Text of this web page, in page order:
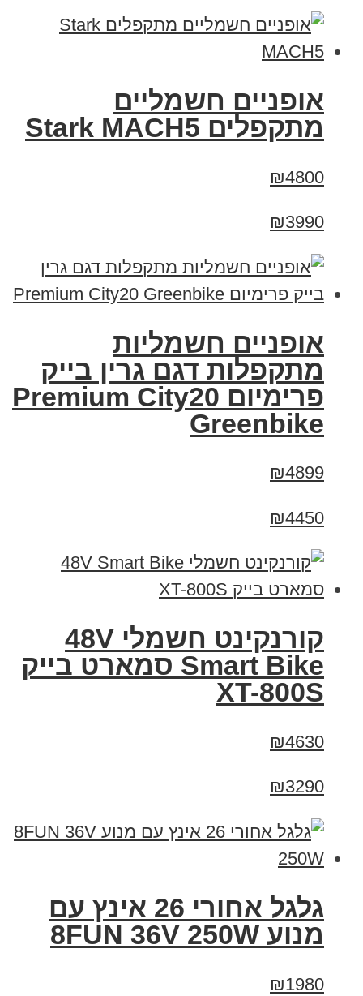
‏אופניים חשמליים
‏מתקפלים Stark MACH5
₪4800
₪3990
אופניים חשמליות
מתקפלות דגם גרין בייק
פרימיום Premium City20
Greenbike
₪4899
₪4450
קורנקינט חשמלי 48V
Smart Bike סמארט בייק
XT-800S
₪4630
₪3290
גלגל אחורי 26 אינץ עם
מנוע 8FUN 36V 250W
₪1980